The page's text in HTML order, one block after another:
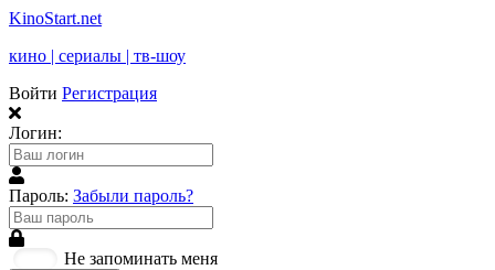
KinoStart.net
кино | сериалы | тв-шоу
Войти Регистрация
Логин:
Пароль: Забыли пароль?
Не запоминать меня